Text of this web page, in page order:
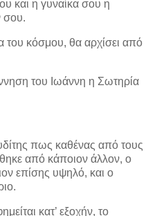
και η γυναίκα σου η
σου.
του κόσμου, θα αρχίσει από
του Ιωάννη η Σωτηρία
πως καθένας από τους
από κάποιον άλλον, ο
επίσης υψηλό, και ο
κατ’ εξοχήν, το